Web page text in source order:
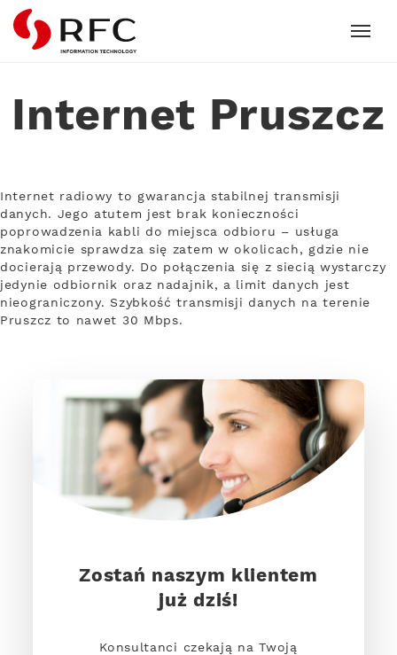
RFC
Internet Pruszcz
Internet radiowy to gwarancja stabilnej transmisji
danych. Jego atutem jest brak konieczności
poprowadzenia kabli do miejsca odbioru – usługa
znakomicie sprawdza się zatem w okolicach, gdzie nie
docierają przewody. Do połączenia się z siecią wystarczy
jedynie odbiornik oraz nadajnik, a limit danych jest
nieograniczony. Szybkość transmisji danych na terenie
Pruszcz to nawet 30 Mbps.
Zostań naszym klientem
już dziś!
Konsultanci czekają na Twoją